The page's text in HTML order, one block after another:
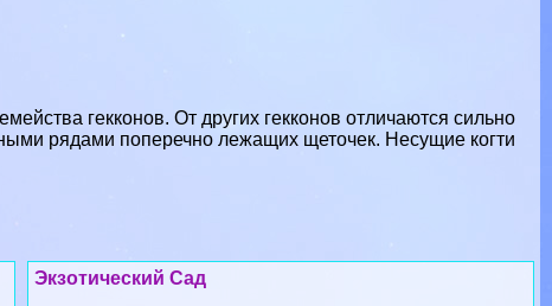
гекконов. От других гекконов отличаются сильно
рядами поперечно лежащих щеточек. Несущие когти
Экзотический Сад